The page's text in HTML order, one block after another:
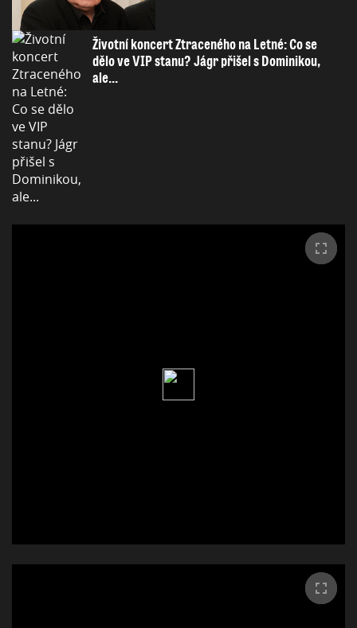
Životní koncert Ztraceného na Letné: Co se
dělo ve VIP stanu? Jágr přišel s Dominikou,
ale...